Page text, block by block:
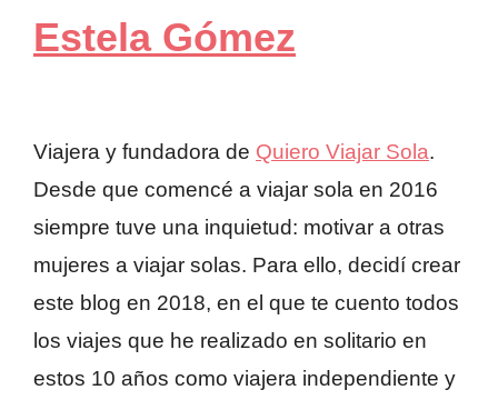
Estela Gómez
Viajera y fundadora de Quiero Viajar Sola.
Desde que comencé a viajar sola en 2016
siempre tuve una inquietud: motivar a otras
mujeres a viajar solas. Para ello, decidí crear
este blog en 2018, en el que te cuento todos
los viajes que he realizado en solitario en
estos 10 años como viajera independiente y